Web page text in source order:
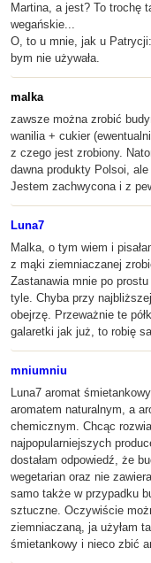
Martina, a jest? To trochę
wegańskie...
O, to u mnie, jak u
bym nie używała.
malka
zawsze można zrobić
wanilia + cukier
z czego jest zrobiony.
dawna produkty Polsoi,
Jestem zachwycona i z
Luna7
Malka, o tym wiem i
z mąki ziemniaczanej
Zastanawia mnie po
tyle. Chyba przy
obejrzę. Przeważnie te
galaretki jak już, to robię
mniumniu
Luna7 aromat
aromatem naturalnym, a
chemicznym. Chcąc
najpopularniejszych
dostałam odpowiedź, że
wegetarian oraz nie
samo także w przypadku
sztuczne. Oczywiście
ziemniaczaną, ja użyłam
śmietankowy i nieco zbić